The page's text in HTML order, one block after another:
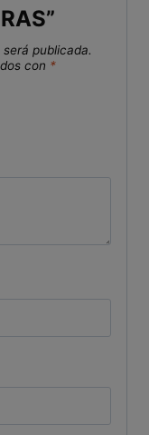
publicada.
con *